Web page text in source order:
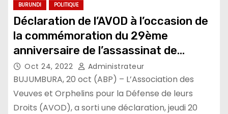
BURUNDI POLITIQUE
Déclaration de l’AVOD à l’occasion de
la commémoration du 29ème
anniversaire de l’assassinat de
Melchior Ndadaye
Oct 24, 2022 Administrateur
BUJUMBURA, 20 oct (ABP) – L’Association des
Veuves et Orphelins pour la Défense de leurs
Droits (AVOD), a sorti une déclaration, jeudi 20